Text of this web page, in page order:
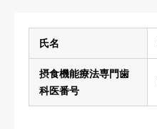
氏名
摂食機能療法専門歯
科医番号